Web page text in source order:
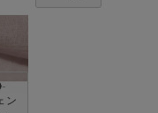
ン